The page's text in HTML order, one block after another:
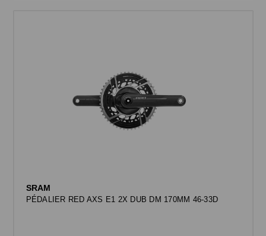
SRAM
PÉDALIER RED AXS E1 2X DUB DM 170MM 46-33D